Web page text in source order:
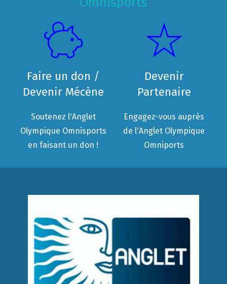
Faire un don /
Devenir Mécène
Soutenez l'Anglet
Olympique Omnisports
en faisant un don !
Devenir
Partenaire
Engagez-vous auprès
de l'Anglet Olympique
Omniports